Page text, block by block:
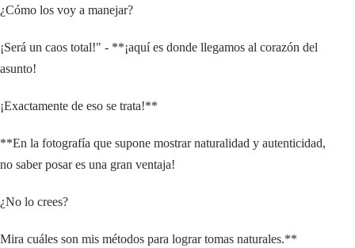
¿Cómo los voy a manejar?
¡Será un caos total!" - **¡aquí es donde llegamos al corazón del
asunto!
¡Exactamente de eso se trata!**
**En la fotografía que supone mostrar naturalidad y autenticidad,
no saber posar es una gran ventaja!
¿No lo crees?
Mira cuáles son mis métodos para lograr tomas naturales.**